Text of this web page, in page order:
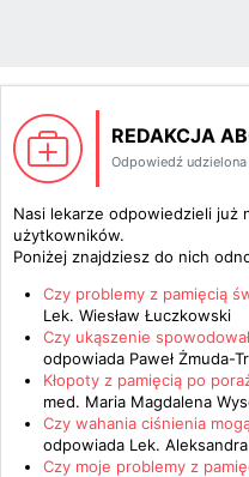
REDAKCJA
Odpowiedź
Nasi lekarze odpowiedzieli już
użytkowników.
Poniżej znajdziesz do nich
Czy problemy z pamięcią
Lek. Wiesław Łuczkowski
Czy ukąszenie
odpowiada Paweł Żmuda-
Kłopoty z pamięcią po
med. Maria Magdalena
Czy wahania ciśnienia
odpowiada Lek.
Czy moje problemy z